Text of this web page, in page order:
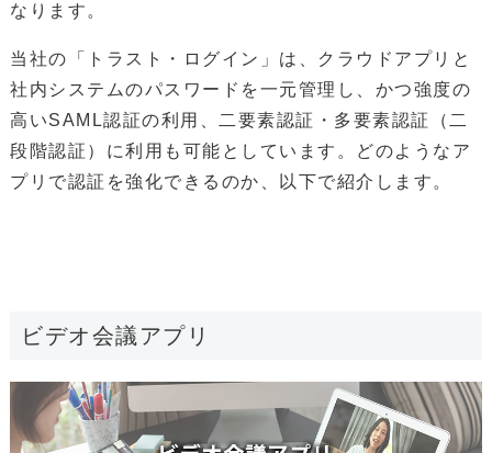
なります。
当社の「トラスト・ログイン」は、クラウドアプリと
社内システムのパスワードを一元管理し、かつ強度の
高いSAML認証の利用、二要素認証・多要素認証（二
段階認証）に利用も可能としています。どのようなア
プリで認証を強化できるのか、以下で紹介します。
ビデオ会議アプリ